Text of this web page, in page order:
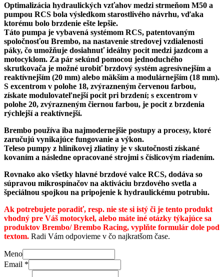
Optimalizácia hydraulických vzťahov medzi strmeňom M50 a
pumpou RCS bola výsledkom starostlivého návrhu, vďaka
ktorému bolo brzdenie ešte lepšie.
Táto pumpa je vybavená systémom RCS, patentovaným
spoločnosťou Brembo, na nastavenie stredovej vzdialenosti
páky, čo umožňuje dosiahnuť ideálny pocit medzi jazdcom a
motocyklom. Za pár sekúnd pomocou jednoduchého
skrutkovača je možné urobiť brzdový systém agresívnejším a
reaktívnejším (20 mm) alebo mäkším a modulárnejším (18 mm).
S excentrom v polohe 18, zvýrazneným červenou farbou,
získate modulovateľnejší pocit pri brzdení; s excentrom v
polohe 20, zvýrazneným čiernou farbou, je pocit z brzdenia
rýchlejší a reaktívnejší.
Brembo používa iba najmodernejšie postupy a procesy, ktoré
zaručujú vynikajúce fungovanie a výkon.
Teleso pumpy z hliníkovej zliatiny je v skutočnosti získané
kovaním a následne opracované strojmi s číslicovým riadením.
Rovnako ako všetky hlavné brzdové valce RCS, dodáva so
súpravou mikrospínačov na aktiváciu brzdového svetla a
špeciálnou spojkou na pripojenie k hydraulickému potrubiu.
Ak potrebujete poradiť, resp. nie ste si istý či je tento produkt
vhodný pre Váš motocykel, alebo máte iné otázky týkajúce sa
produktov Brembo/ Brembo Racing, vyplňte formulár dole pod
textom. Radi Vám odpovieme v čo najkratšom čase.
Meno
Email *